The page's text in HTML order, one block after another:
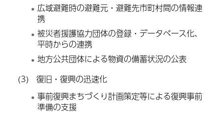
広域避難時の避難元・避難先市町村間の情報連
携
被災者援護協力団体の登録・データベース化、
平時からの連携
地方公共団体による物資の備蓄状況の公表
(3) 復旧・復興の迅速化
事前復興まちづくり計画策定等による復興事前
準備の支援